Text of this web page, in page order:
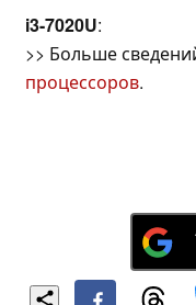
i3-7020U:
>> Больше
процессоров.